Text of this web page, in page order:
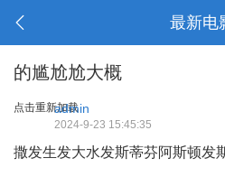
最新电
的尴尬尬大概
点击重新加载
admin
2024-9-23 15:45:35
撒发生发大水发斯蒂芬阿斯顿发